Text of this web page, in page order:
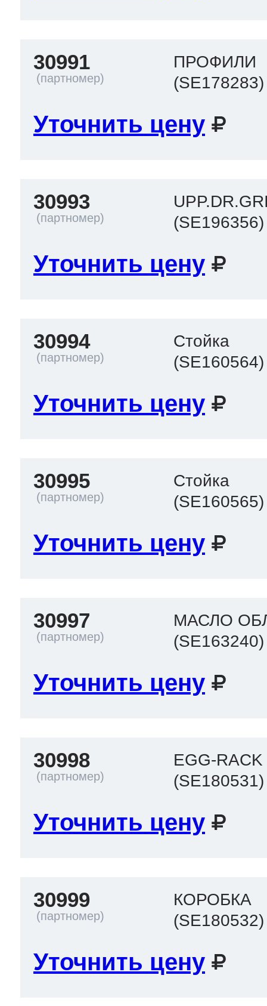
30991
ПРОФИЛИ
(SE178283)
Уточнить цену
30993
(SE196356)
Уточнить цену
30994
Стойка
(SE160564)
Уточнить цену
30995
Стойка
(SE160565)
Уточнить цену
30997
МАСЛО
(SE163240)
Уточнить цену
30998
EGG-RACK
(SE180531)
Уточнить цену
30999
КОРОБКА
(SE180532)
Уточнить цену